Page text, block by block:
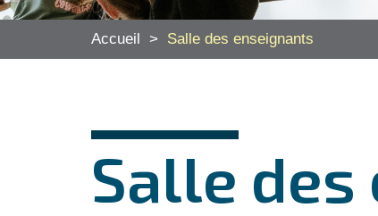
Accueil > Salle des enseignants
Salle